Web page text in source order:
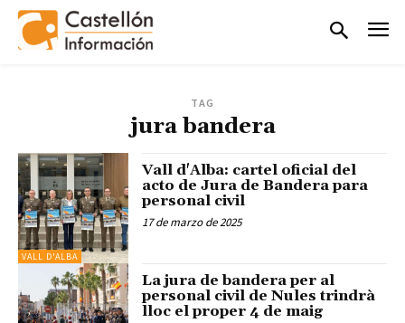
TAG
jura bandera
VALL D'ALBA
Vall d'Alba: cartel oficial del
acto de Jura de Bandera para
personal civil
17 de marzo de 2025
La jura de bandera per al
personal civil de Nules trindrà
lloc el proper 4 de maig